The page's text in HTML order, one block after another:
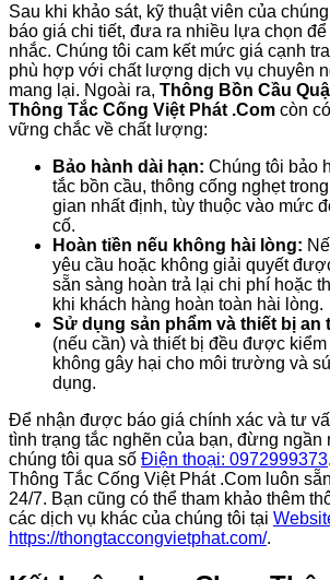
Sau khi khảo sát, kỹ thuật viên của
báo giá chi tiết, đưa ra nhiều lựa chọn
nhắc. Chúng tôi cam kết mức giá cạnh
phù hợp với chất lượng dịch vụ chuyên
mang lại. Ngoài ra, Thông Bồn Cầu
Thông Tắc Cống Việt Phát .Com còn
vững chắc về chất lượng:
Bảo hành dài hạn: Chúng tôi bảo
tắc bồn cầu, thông cống nghẹt
gian nhất định, tùy thuộc vào mức
cố.
Hoàn tiền nếu không hài lòng:
yêu cầu hoặc không giải quyết
sẵn sàng hoàn trả lại chi phí hoặc
khi khách hàng hoàn toàn hài lòng.
Sử dụng sản phẩm và thiết bị an
(nếu cần) và thiết bị đều được
không gây hại cho môi trường và
dụng.
Để nhận được báo giá chính xác và tư
tình trạng tắc nghẽn của bạn, đừng ngần
chúng tôi qua số Điện thoại: 0972999373
Thông Tắc Cống Việt Phát .Com luôn
24/7. Bạn cũng có thể tham khảo thêm
các dịch vụ khác của chúng tôi tại
https://thongtaccongvietphat.com/.